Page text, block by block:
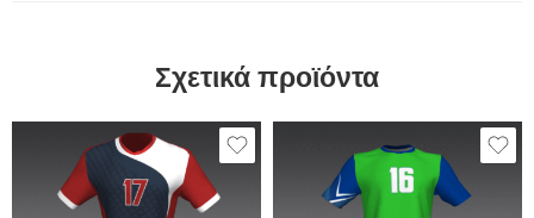
Σχετικά προϊόντα